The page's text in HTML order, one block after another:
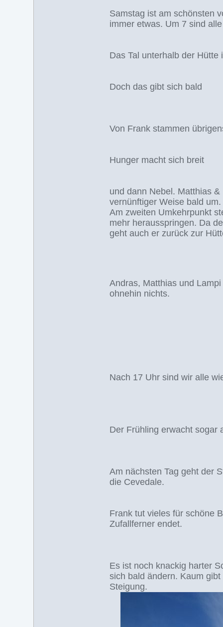
Samstag ist am schönsten
immer etwas. Um 7 sind
Das Tal unterhalb der
Doch das gibt sich bald
Von Frank stammen
Hunger macht sich breit
und dann Nebel. Matthias
vernünftiger Weise bald um.
Am zweiten Umkehrpunkt
mehr herausspringen. Da
geht auch er zurück zur
Andras, Matthias und
ohnehin nichts.
Nach 17 Uhr sind wir alle
Der Frühling erwacht sogar
Am nächsten Tag geht der
die Cevedale.
Frank tut vieles für schöne
Zufallferner endet.
Es ist noch knackig harter
sich bald ändern. Kaum
Steigung.